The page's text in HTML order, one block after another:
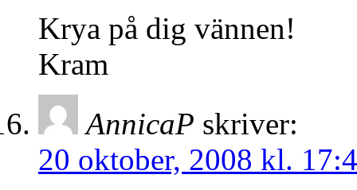
Krya på dig vännen!
Kram
AnnicaP skriver:
20 oktober, 2008 kl.